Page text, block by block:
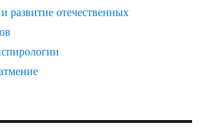
развитие отечественных